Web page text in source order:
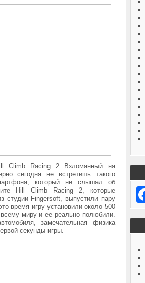
Climb Racing 2 Взломанный на
сегодня не встретишь такого
который не слышал об
Hill Climb Racing 2, которые
студии Fingersoft, выпустили пару
время игру установили около 500
миру и ее реально полюбили.
замечательная физика
секунды игры.